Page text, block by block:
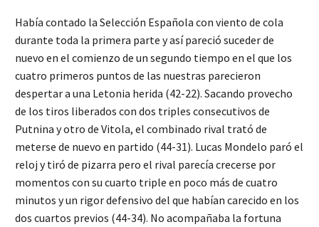
Había contado la Selección Española con viento de cola
durante toda la primera parte y así pareció suceder de
nuevo en el comienzo de un segundo tiempo en el que los
cuatro primeros puntos de las nuestras parecieron
despertar a una Letonia herida (42-22). Sacando provecho
de los tiros liberados con dos triples consecutivos de
Putnina y otro de Vitola, el combinado rival trató de
meterse de nuevo en partido (44-31). Lucas Mondelo paró el
reloj y tiró de pizarra pero el rival parecía crecerse por
momentos con su cuarto triple en poco más de cuatro
minutos y un rigor defensivo del que habían carecido en los
dos cuartos previos (44-34). No acompañaba la fortuna